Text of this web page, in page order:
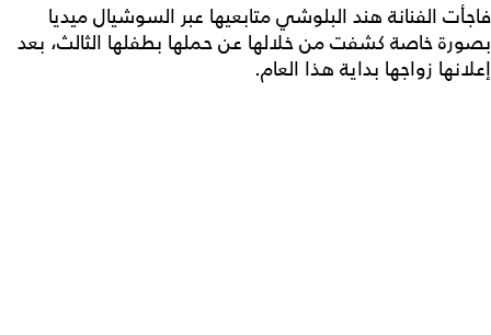
فاجأت الفنانة هند البلوشي متابعيها عبر السوشيال ميديا
بصورة خاصة كشفت من خلالها عن حملها بطفلها الثالث، بعد
إعلانها زواجها بداية هذا العام.